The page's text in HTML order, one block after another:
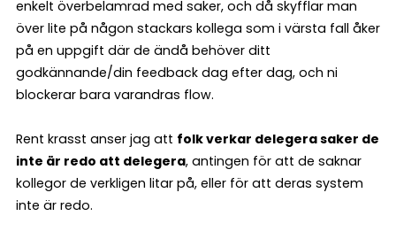
enkelt överbelamrad med saker, och då skyfflar man
över lite på någon stackars kollega som i värsta fall åker
på en uppgift där de ändå behöver ditt
godkännande/din feedback dag efter dag, och ni
blockerar bara varandras flow.
Rent krasst anser jag att folk verkar delegera saker de
inte är redo att delegera, antingen för att de saknar
kollegor de verkligen litar på, eller för att deras system
inte är redo.